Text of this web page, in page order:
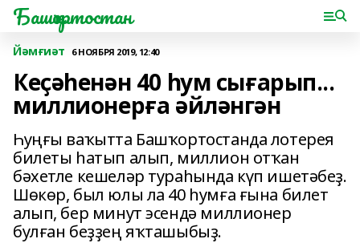
Башҡортостан
Йәмғиәт 6 НОЯБРЯ 2019, 12:40
Кеҫәһенән 40 һум сығарып...
миллионерға әйләнгән
Һуңғы ваҡытта Башҡортостанда лотерея
билеты һатып алып, миллион отҡан
бәхетле кешеләр тураһында күп ишетәбеҙ.
Шөкөр, был юлы ла 40 һумға ғына билет
алып, бер минут эсендә миллионер
булған беҙҙең яҡташыбыҙ.